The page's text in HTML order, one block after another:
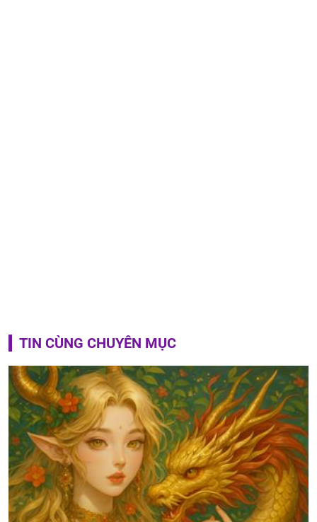
TIN CÙNG CHUYÊN MỤC